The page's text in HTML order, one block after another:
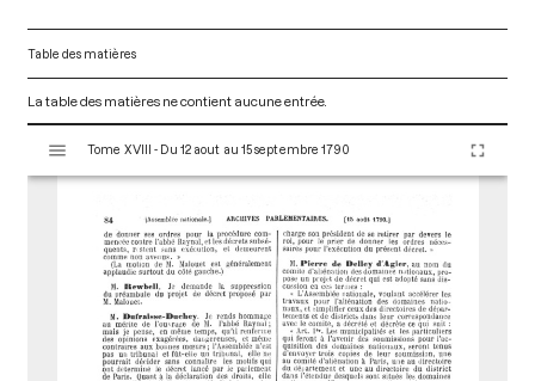
Table des matières
La table des matières ne contient aucune entrée.
s
Tome XVIII - Du 12 aout au 15 septembre 1790